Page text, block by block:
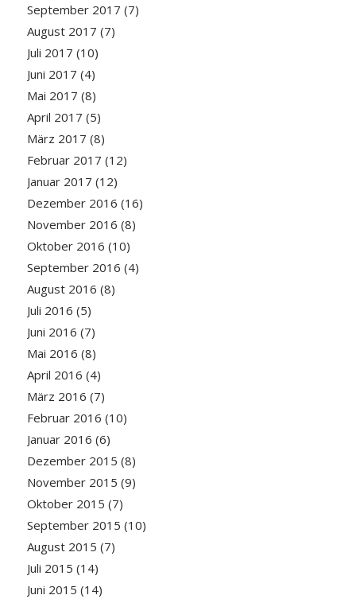
September 2017 (7)
August 2017 (7)
Juli 2017 (10)
Juni 2017 (4)
Mai 2017 (8)
April 2017 (5)
März 2017 (8)
Februar 2017 (12)
Januar 2017 (12)
Dezember 2016 (16)
November 2016 (8)
Oktober 2016 (10)
September 2016 (4)
August 2016 (8)
Juli 2016 (5)
Juni 2016 (7)
Mai 2016 (8)
April 2016 (4)
März 2016 (7)
Februar 2016 (10)
Januar 2016 (6)
Dezember 2015 (8)
November 2015 (9)
Oktober 2015 (7)
September 2015 (10)
August 2015 (7)
Juli 2015 (14)
Juni 2015 (14)